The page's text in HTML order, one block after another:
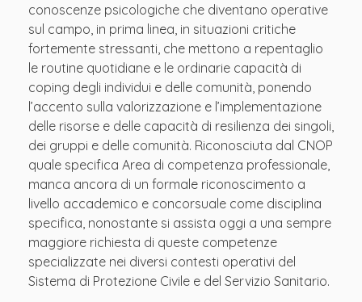
conoscenze psicologiche che diventano operative
sul campo, in prima linea, in situazioni critiche
fortemente stressanti, che mettono a repentaglio
le routine quotidiane e le ordinarie capacità di
coping degli individui e delle comunità, ponendo
l’accento sulla valorizzazione e l’implementazione
delle risorse e delle capacità di resilienza dei singoli,
dei gruppi e delle comunità. Riconosciuta dal CNOP
quale specifica Area di competenza professionale,
manca ancora di un formale riconoscimento a
livello accademico e concorsuale come disciplina
specifica, nonostante si assista oggi a una sempre
maggiore richiesta di queste competenze
specializzate nei diversi contesti operativi del
Sistema di Protezione Civile e del Servizio Sanitario.